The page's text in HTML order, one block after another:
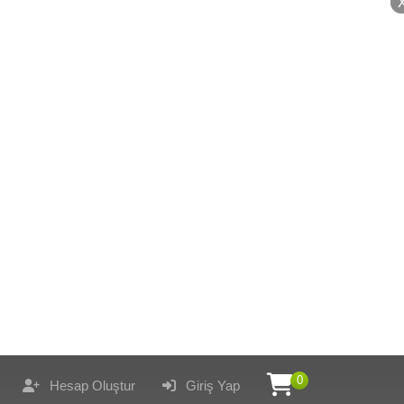
0
Giriş Yap
Hesap Oluştur